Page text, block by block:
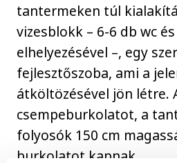
tantermeken túl
vizesblokk – 6-6 db wc
elhelyezésével –, egy
fejlesztőszoba, ami a
átköltözésével jön létre.
csempeburkolatot, a
folyosók 150 cm
burkolatot kapnak.